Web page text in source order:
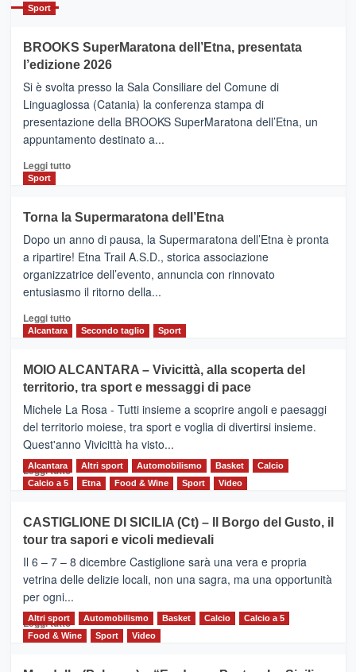
con
la
Al
via
i
collegamenti
Sport
BROOKS SuperMaratona dell’Etna, presentata
l’edizione 2026
Si è svolta presso la Sala Consiliare del Comune di
Linguaglossa (Catania) la conferenza stampa di
presentazione della BROOKS SuperMaratona dell’Etna, un
appuntamento destinato a...
Leggi tuttoLeggi
BROOKS
SuperMaratona
dell’Etna,
presentata
l’edizione
2026
Sport
Torna la Supermaratona dell’Etna
Dopo un anno di pausa, la Supermaratona dell’Etna è pronta
a ripartire! Etna Trail A.S.D., storica associazione
organizzatrice dell’evento, annuncia con rinnovato
entusiasmo il ritorno della...
Leggi tuttoLeggi
Torna
la
Supermaratona
dell’Etna
Alcantara Secondo taglio Sport
MOIO ALCANTARA – Vivicittà, alla scoperta del
territorio, tra sport e messaggi di pace
Michele La Rosa - Tutti insieme a scoprire angoli e paesaggi
del territorio moiese, tra sport e voglia di divertirsi insieme.
Quest'anno Vivicittà ha visto...
Leggi tutto Leggi
MOIO
ALCANTARA
–
Vivicittà,
alla
scoperta
del
territorio,
Alcantara Altri sport Automobilismo Basket
Calcio
Calcio a 5
Etna Food & Wine Sport Video
CASTIGLIONE DI SICILIA (Ct) – Il Borgo del Gusto, il
tour tra sapori e vicoli medievali
Il 6 – 7 – 8 dicembre Castiglione sarà una vera e propria
vetrina delle delizie locali, non una sagra, ma una opportunità
per ogni...
Leggi tuttoLeggi
di
Altri sport Automobilismo Basket Calcio
Calcio a 5
Food & Wine
Sport Video